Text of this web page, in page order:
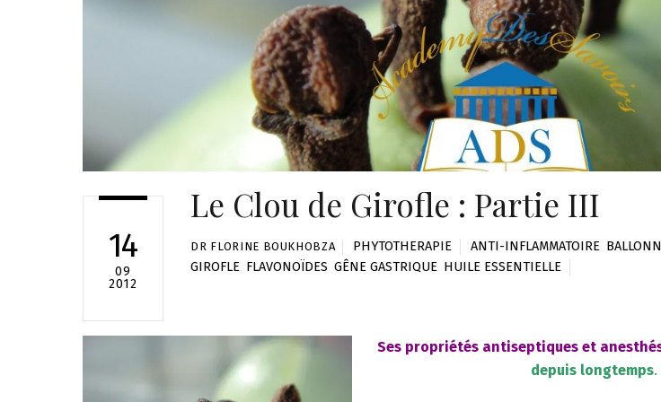
14
09
2012
Le Clou de Girofle : Partie III
DR FLORINE BOUKHOBZA PHYTOTHERAPIE ANTI-INFLAMMATOIRE
GIROFLE FLAVONOÏDES ,GÊNE GASTRIQUE HUILE ESSENTIELLE
Ses propriétés antiseptiqueset
depuis longtemps.